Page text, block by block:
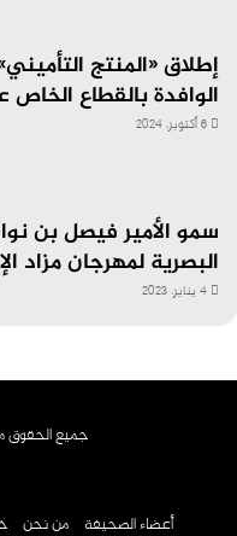
إطلاق «المنتج
الوافدة بالقطاع
6 أكتوبر، 2024
سمو الأمير فيصل بن
البصرية لمهرجان مزاد
4 يناير، 2023
جميع الحقوق
أعضاء الصحيفة من نحن